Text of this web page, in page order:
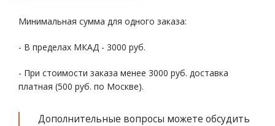
Минимальная сумма для одного заказа:
- В пределах МКАД - 3000 руб.
- При стоимости заказа менее 3000 руб. доставка
платная (500 руб. по Москве).
Дополнительные вопросы можете обсудить